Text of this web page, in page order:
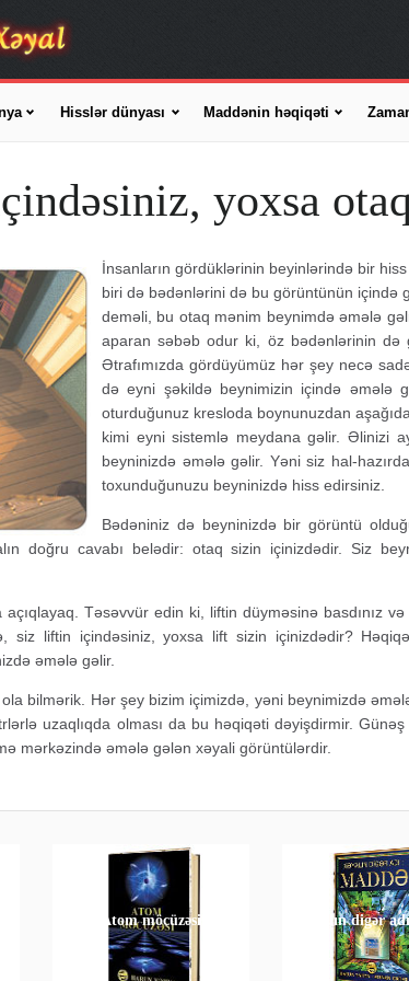
Hisslər dünyası Maddənin həqiqəti
yoxsa
İnsanların gördüklərinin beyinlərində bir
biri də bədənlərini də bu görüntünün içində
deməli, bu otaq mənim beynimdə əmələ
aparan səbəb odur ki, öz bədənlərinin də
Ətrafımızda gördüyümüz hər şey necə
də eyni şəkildə beynimizin içində əmələ
oturduğunuz kresloda boynunuzdan
kimi eyni sistemlə meydana gəlir. Əlinizi
beyninizdə əmələ gəlir. Yəni siz hal-
toxunduğunuzu beyninizdə hiss edirsiniz.
Bədəniniz də beyninizdə bir görüntü
doğru cavabı belədir: otaq sizin içinizdədir. Siz
Təsəvvür edin ki, liftin düyməsinə basdınız
siz liftin içindəsiniz, yoxsa lift sizin içinizdədir?
əmələ gəlir.
bilmərik. Hər şey bizim içimizdə, yəni beynimizdə
uzaqlıqda olması da bu həqiqəti dəyişdirmir.
mərkəzində əmələ gələn xəyali görüntülərdir.
Atom möcüzəsi Xəyalın digər